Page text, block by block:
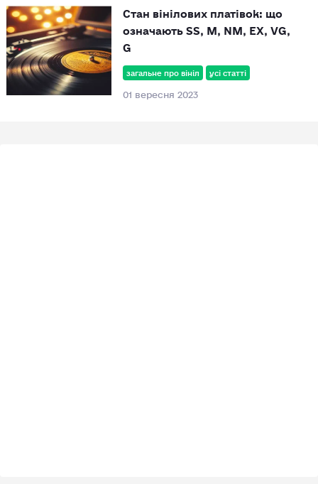
загальне про вініл усі статті
01 вересня 2023
Стан вінілових платівок: що
означають SS, M, NM, EX, VG,
G